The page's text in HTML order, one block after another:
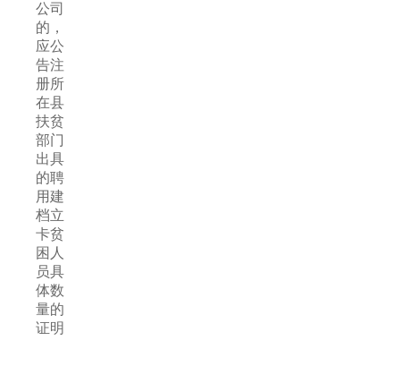
公司
的，
应公
告注
册所
在县
扶贫
部门
出具
的聘
用建
档立
卡贫
困人
员具
体数
量的
证明